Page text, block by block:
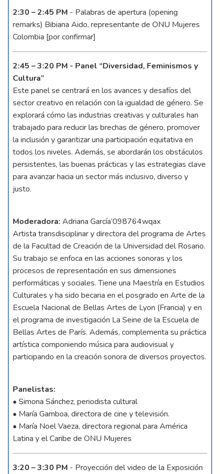
2:30 – 2:45 PM - Palabras de apertura (opening
remarks) Bibiana Aido, representante de ONU Mujeres
Colombia [por confirmar]
2:45 – 3:20 PM - Panel “Diversidad, Feminismos y
Cultura”
Este panel se centrará en los avances y desafíos del
sector creativo en relación con la igualdad de género. Se
explorará cómo las industrias creativas y culturales han
trabajado para reducir las brechas de género, promover
la inclusión y garantizar una participación equitativa en
todos los niveles. Además, se abordarán los obstáculos
persistentes, las buenas prácticas y las estrategias clave
para avanzar hacia un sector más inclusivo, diverso y
justo.
Moderadora:Adriana García’098764wqax
Artista transdisciplinar y directora del programa de Artes
de la Facultad de Creación de la Universidad del Rosario.
Su trabajo se enfoca en las acciones sonoras y los
procesos de representación en sus dimensiones
performáticas y sociales. Tiene una Maestría en Estudios
Culturales y ha sido becaria en el posgrado en Arte de la
Escuela Nacional de Bellas Artes de Lyon (Francia) y en
el programa de investigación La Seine de la Escuela de
Bellas Artes de París. Además, complementa su práctica
artística componiendo música para audiovisual y
participando en la creación sonora de diversos proyectos.
Panelistas:
• Simona Sánchez, periodista cultural
• María Gamboa, directora de cine y televisión.
• María Noel Vaeza, directora regional para América
Latina y el Caribe de ONU Mujeres
3:20 – 3:30 PM - Proyección del video de la Exposición